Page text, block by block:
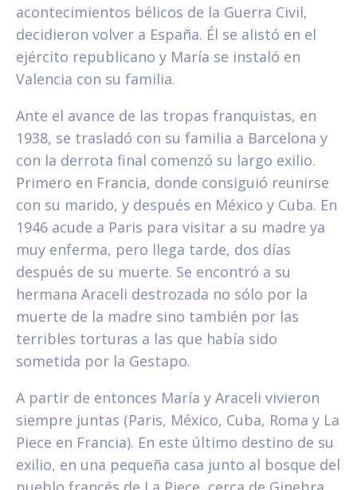
acontecimientos bélicos de la Guerra Civil,
decidieron volver a España. Él se alistó en el
ejército republicano y María se instaló en
Valencia con su familia.
Ante el avance de las tropas franquistas, en
1938, se trasladó con su familia a Barcelona y
con la derrota final comenzó su largo exilio.
Primero en Francia, donde consiguió reunirse
con su marido, y después en México y Cuba. En
1946 acude a Paris para visitar a su madre ya
muy enferma, pero llega tarde, dos días
después de su muerte. Se encontró a su
hermana Araceli destrozada no sólo por la
muerte de la madre sino también por las
terribles torturas a las que había sido
sometida por la Gestapo.
A partir de entonces María y Araceli vivieron
siempre juntas (Paris, México, Cuba, Roma y La
Piece en Francia). En este último destino de su
exilio, en una pequeña casa junto al bosque del